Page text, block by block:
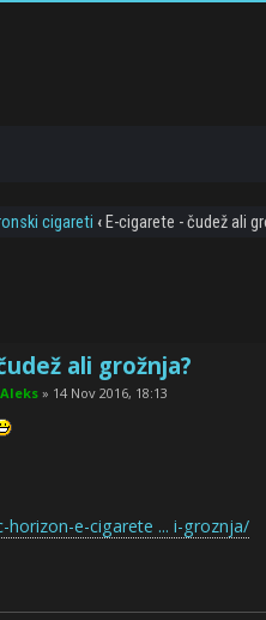
cigareti ‹ E-cigarete - čudež ali
ali grožnja?
Aleks» 14 Nov 2016, 18:13
horizon-e-cigarete ... i-groznja/